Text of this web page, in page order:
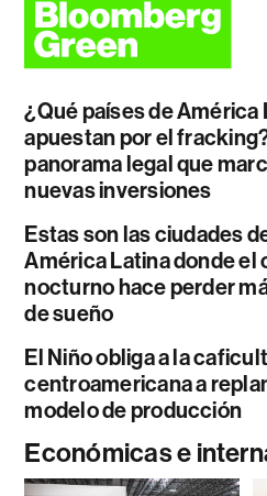
¿Qué países de América
apuestan por el
panorama legal que
nuevas inversiones
Estas son las ciudades
América Latina donde el
nocturno hace perder
de sueño
El Niño obliga a la
centroamericana a
modelo de producción
Económicas e